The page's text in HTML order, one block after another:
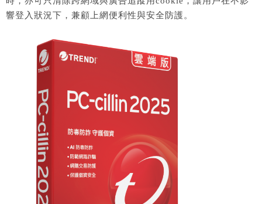
響登入狀況下，兼顧上網便利性與安全防護。